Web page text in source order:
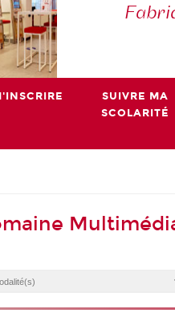
SUIVRE MA
SCOLARITÉ